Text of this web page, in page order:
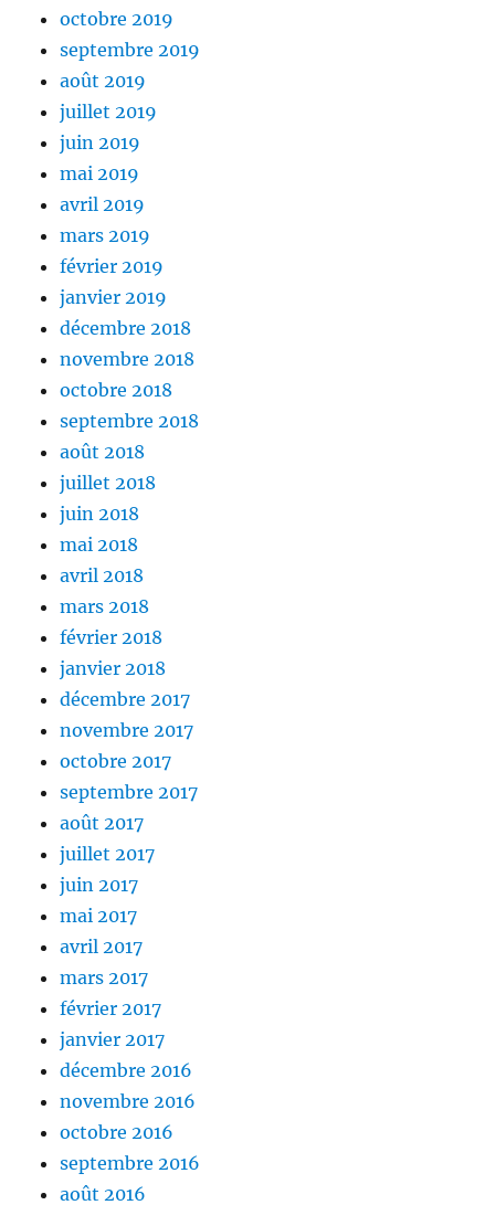
octobre 2019
septembre 2019
août 2019
juillet 2019
juin 2019
mai 2019
avril 2019
mars 2019
février 2019
janvier 2019
décembre 2018
novembre 2018
octobre 2018
septembre 2018
août 2018
juillet 2018
juin 2018
mai 2018
avril 2018
mars 2018
février 2018
janvier 2018
décembre 2017
novembre 2017
octobre 2017
septembre 2017
août 2017
juillet 2017
juin 2017
mai 2017
avril 2017
mars 2017
février 2017
janvier 2017
décembre 2016
novembre 2016
octobre 2016
septembre 2016
août 2016